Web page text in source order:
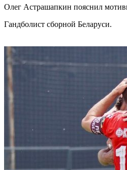
Олег Астрашапкин пояснил
Гандболист сборной Беларуси.